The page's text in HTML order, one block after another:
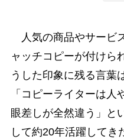
人気の商品やサービ
ャッチコピーが付けら
うした印象に残る言葉
「コピーライターは人
眼差しが全然違う」と
して約20年活躍してき